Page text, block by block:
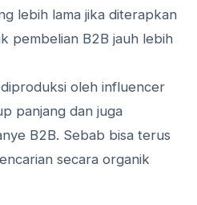
lebih lama jika diterapkan
pembelian B2B jauh lebih
oleh influencer
panjang dan juga
B2B. Sebab bisa terus
secara organik